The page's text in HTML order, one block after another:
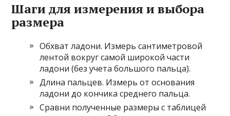
Шаги для измерения и выбора
размера
Обхват ладони. Измерь сантиметровой
лентой вокруг самой широкой части
ладони (без учета большого пальца).
Длина пальцев. Измерь от основания
ладони до кончика среднего пальца.
Сравни полученные размеры с таблицей